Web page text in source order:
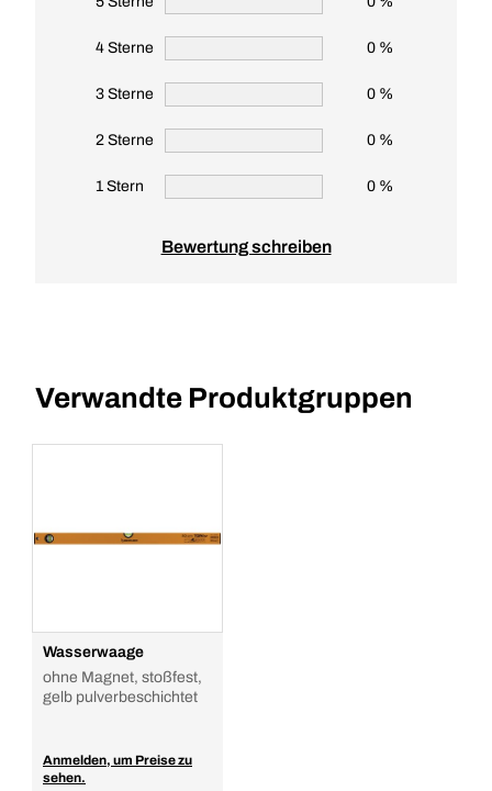
4 Sterne 0 %
3 Sterne 0 %
2 Sterne 0 %
1 Stern 0 %
Bewertung schreiben
Verwandte Produktgruppen
Wasserwaage
ohne Magnet, stoßfest,
gelb pulverbeschichtet
Anmelden, um Preise zu
sehen.